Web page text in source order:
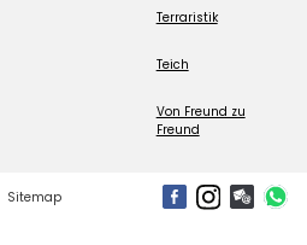
Terraristik
Teich
Von Freund zu
Freund
Sitemap